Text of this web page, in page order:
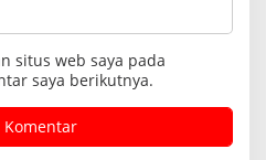
situs web saya pada
saya berikutnya.